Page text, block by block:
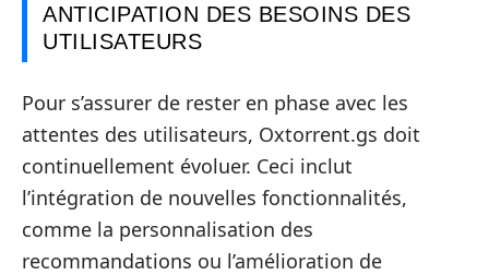
ANTICIPATION DES BESOINS DES
UTILISATEURS
Pour s’assurer de rester en phase avec les
attentes des utilisateurs, Oxtorrent.gs doit
continuellement évoluer. Ceci inclut
l’intégration de nouvelles fonctionnalités,
comme la personnalisation des
recommandations ou l’amélioration de